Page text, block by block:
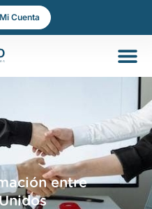
Mi Cuenta
entre